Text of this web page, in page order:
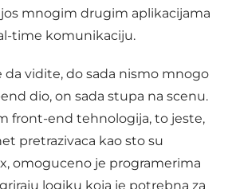
mnogim drugim aplikacijama
time komunikaciju.
da vidite, do sada nismo mnogo
dio, on sada stupa na scenu.
front-end tehnologija, to jeste,
pretrazivaca kao sto su
omoguceno je programerima
logiku koja je potrebna za